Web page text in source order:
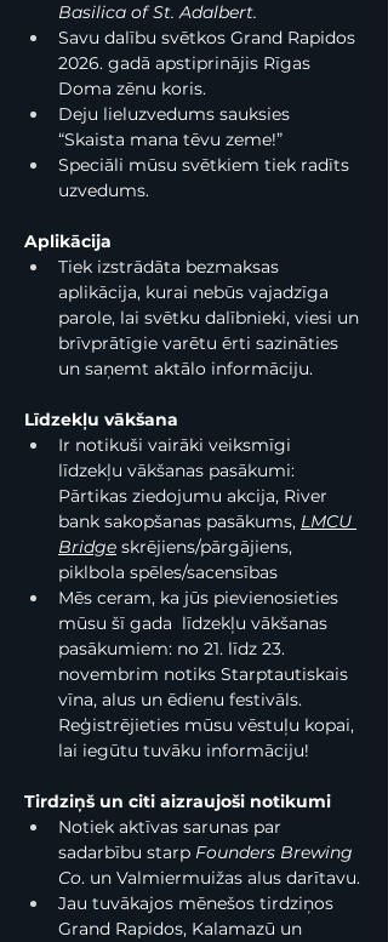
Basilica of St. Adalbert.
Savu dalību svētkos Grand Rapidos
2026. gadā apstiprinājis Rīgas
Doma zēnu koris.
Deju lieluzvedums sauksies
“Skaista mana tēvu zeme!”
Speciāli mūsu svētkiem tiek radīts
uzvedums.
Aplikācija
Tiek izstrādāta bezmaksas
aplikācija, kurai nebūs vajadzīga
parole, lai svētku dalībnieki, viesi un
brīvprātīgie varētu ērti sazināties
un saņemt aktālo informāciju.
Līdzekļu vākšana
Ir notikuši vairāki veiksmīgi
līdzekļu vākšanas pasākumi:
Pārtikas ziedojumu akcija, River
bank sakopšanas pasākums, LMCU
Bridge skrējiens/pārgājiens,
piklbola spēles/sacensības
Mēs ceram, ka jūs pievienosieties
mūsu šī gada  līdzekļu vākšanas
pasākumiem: no 21. līdz 23.
novembrim notiks Starptautiskais
vīna, alus un ēdienu festivāls.
Reģistrējieties mūsu vēstuļu kopai,
lai iegūtu tuvāku informāciju!
Tirdziņš un citi aizraujoši notikumi
Notiek aktīvas sarunas par
sadarbību starp Founders Brewing
Co. un Valmiermuižas alus darītavu.
Jau tuvākajos mēnešos tirdziņos
Grand Rapidos, Kalamazū un